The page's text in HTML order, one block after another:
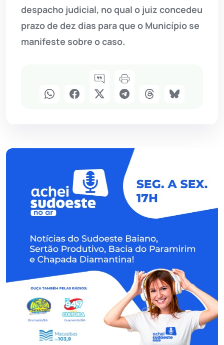
despacho judicial, no qual o juiz concedeu
prazo de dez dias para que o Município se
manifeste sobre o caso.